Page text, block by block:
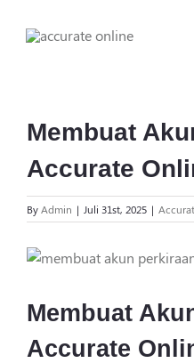
Membuat
Accurate
ByAdmin | Juli 31st, 2025 |
View
Membuat
Accurate